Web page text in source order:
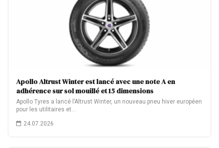
Apollo Altrust Winter est lancé avec une note A en
adhérence sur sol mouillé et 15 dimensions
Apollo Tyres a lancé l’Altrust Winter, un nouveau pneu hiver européen
pour les utilitaires et…
24.07.2026